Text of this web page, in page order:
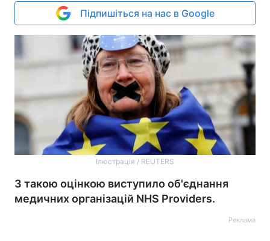
Підпишіться на нас в Google
Ілюстрація / REUTERS
З такою оцінкою виступило об'єднання
медичних організацій NHS Providers.
Реклама